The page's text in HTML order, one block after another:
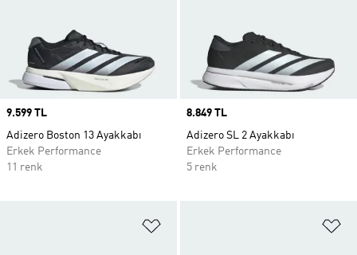
Price
9.599 TL
Adizero Boston 13 Ayakkabı
Erkek Performance
11 renk
Price
8.849 TL
Adizero SL 2 Ayakkabı
Erkek Performance
5 renk